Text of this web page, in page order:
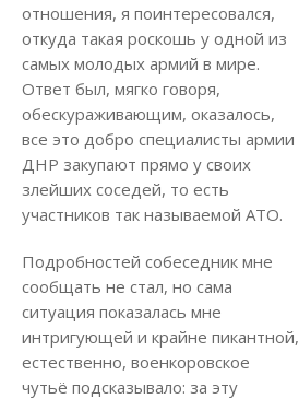
отношения, я поинтересовался,
откуда такая роскошь у одной из
самых молодых армий в мире.
Ответ был, мягко говоря,
обескураживающим, оказалось,
все это добро специалисты армии
ДНР закупают прямо у своих
злейших соседей, то есть
участников так называемой АТО.
Подробностей собеседник мне
сообщать не стал, но сама
ситуация показалась мне
интригующей и крайне пикантной,
естественно, военкоровское
чутьё подсказывало: за эту